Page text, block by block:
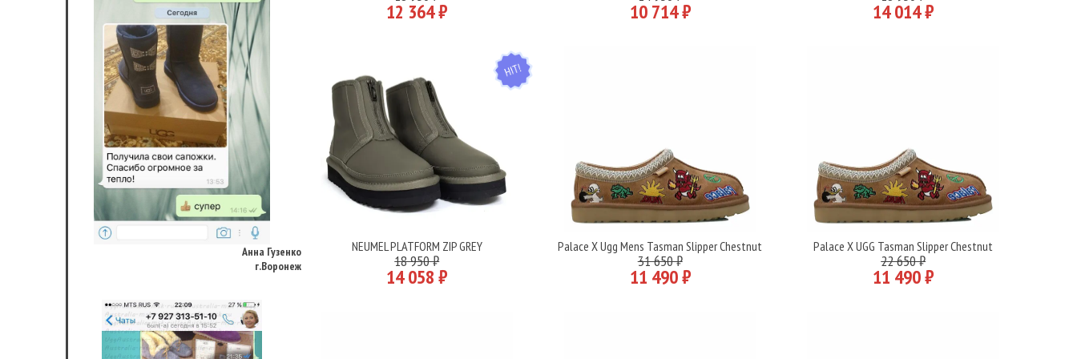
Анна Гузенко
г.Воронеж
12 364 ₽ 10 714 ₽ 14 014 ₽
HIT
Подробнее
NEUMEL PLATFORM ZIP GREY
18 950 ₽
14 058 ₽
Подробнее
Palace X Ugg Mens Tasman Slipper Chestnut
31 650 ₽
11 490 ₽
Подробнее
Palace X UGG Tasman Slipper Chestnut
22 650 ₽
11 490 ₽